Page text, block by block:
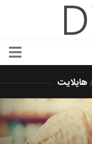
هایلایت